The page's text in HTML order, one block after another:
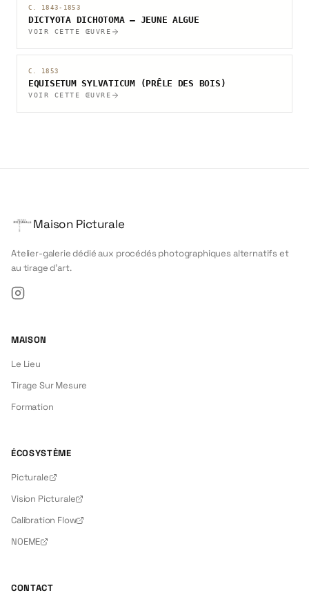
C. 1843-1853
DICTYOTA DICHOTOMA — JEUNE ALGUE
VOIR CETTE ŒUVRE
C. 1853
EQUISETUM SYLVATICUM (PRÊLE DES BOIS)
VOIR CETTE ŒUVRE
Maison Picturale
Atelier-galerie dédié aux procédés photographiques alternatifs et
au tirage d'art.
MAISON
Le Lieu
Tirage Sur Mesure
Formation
ÉCOSYSTÈME
Picturale
Vision Picturale
Calibration Flow
NOEME
CONTACT